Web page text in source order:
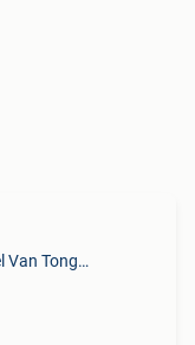
Hoeselt + Deel Van Tongeren